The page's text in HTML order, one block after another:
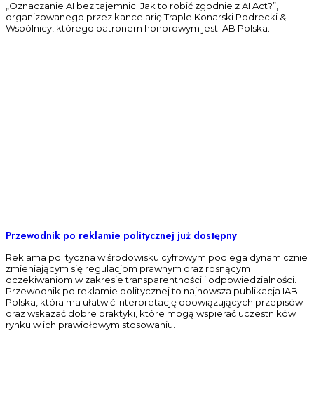
„Oznaczanie AI bez tajemnic. Jak to robić zgodnie z AI Act?”,
organizowanego przez kancelarię Traple Konarski Podrecki &
Wspólnicy, którego patronem honorowym jest IAB Polska.
Przewodnik po reklamie politycznej już dostępny
Reklama polityczna w środowisku cyfrowym podlega dynamicznie
zmieniającym się regulacjom prawnym oraz rosnącym
oczekiwaniom w zakresie transparentności i odpowiedzialności.
Przewodnik po reklamie politycznej to najnowsza publikacja IAB
Polska, która ma ułatwić interpretację obowiązujących przepisów
oraz wskazać dobre praktyki, które mogą wspierać uczestników
rynku w ich prawidłowym stosowaniu.